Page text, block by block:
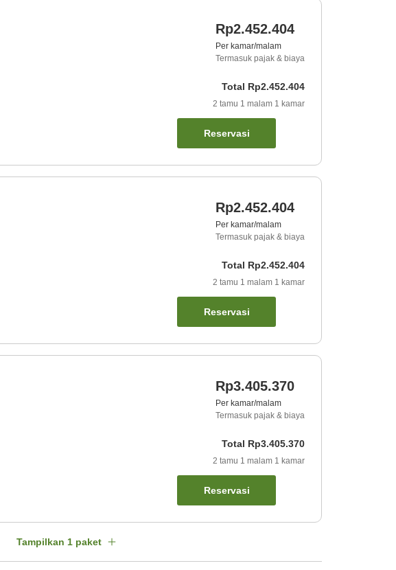
Rp2.452.404
Per kamar/malam
Termasuk pajak & biaya
Total Rp2.452.404
2 tamu 1 malam 1 kamar
Reservasi
Rp2.452.404
Per kamar/malam
Termasuk pajak & biaya
Total Rp2.452.404
2 tamu 1 malam 1 kamar
Reservasi
Rp3.405.370
Per kamar/malam
Termasuk pajak & biaya
Total Rp3.405.370
2 tamu 1 malam 1 kamar
Reservasi
Tampilkan 1 paket